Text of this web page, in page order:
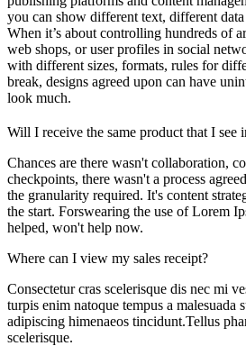
you can show different text, different data
When it’s about controlling hundreds of
web shops, or user profiles in social
with different sizes, formats, rules for
break, designs agreed upon can have
look much.
Will I receive the same product that I see
Chances are there wasn't collaboration,
checkpoints, there wasn't a process
the granularity required. It's content
the start. Forswearing the use of Lorem
helped, won't help now.
Where can I view my sales receipt?
Consectetur cras scelerisque dis nec mi
turpis enim natoque tempus a malesuada
adipiscing himenaeos tincidunt.Tellus
scelerisque.